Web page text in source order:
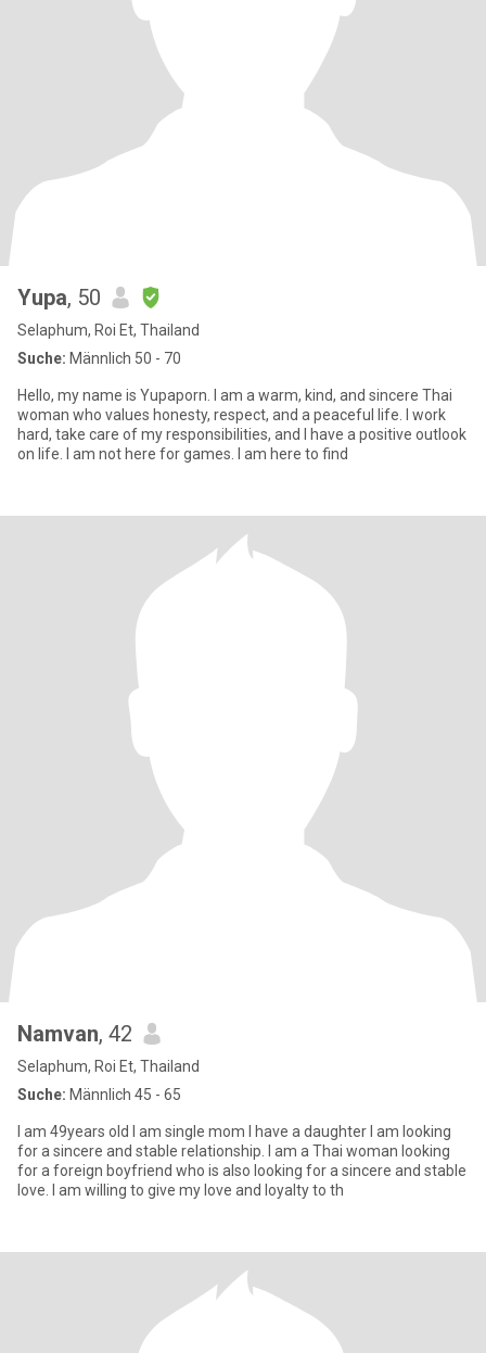
Yupa, 50
Selaphum, Roi Et, Thailand
Suche: Männlich 50 - 70
Hello, my name is Yupaporn. I am a warm, kind, and sincere Thai
woman who values honesty, respect, and a peaceful life. I work
hard, take care of my responsibilities, and I have a positive outlook
on life. I am not here for games. I am here to find
Namvan, 42
Selaphum, Roi Et, Thailand
Suche: Männlich 45 - 65
I am 49years old I am single mom I have a daughter I am looking
for a sincere and stable relationship. I am a Thai woman looking
for a foreign boyfriend who is also looking for a sincere and stable
love. I am willing to give my love and loyalty to th